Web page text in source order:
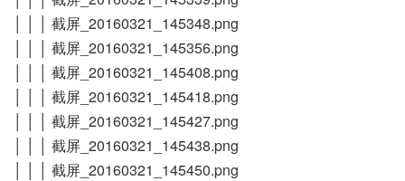
│ │ │ 截屏_20160321_145348.png
│ │ │ 截屏_20160321_145356.png
│ │ │ 截屏_20160321_145408.png
│ │ │ 截屏_20160321_145418.png
│ │ │ 截屏_20160321_145427.png
│ │ │ 截屏_20160321_145438.png
│ │ │ 截屏_20160321_145450.png